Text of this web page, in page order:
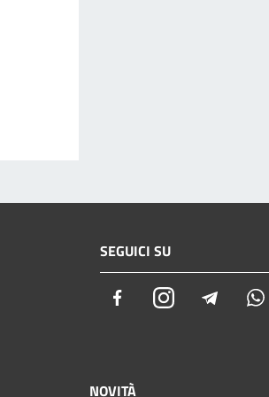
SEGUICI SU
FacebookInstagramTelegram
NOVITÀ